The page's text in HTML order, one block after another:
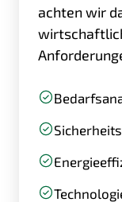
achten wir